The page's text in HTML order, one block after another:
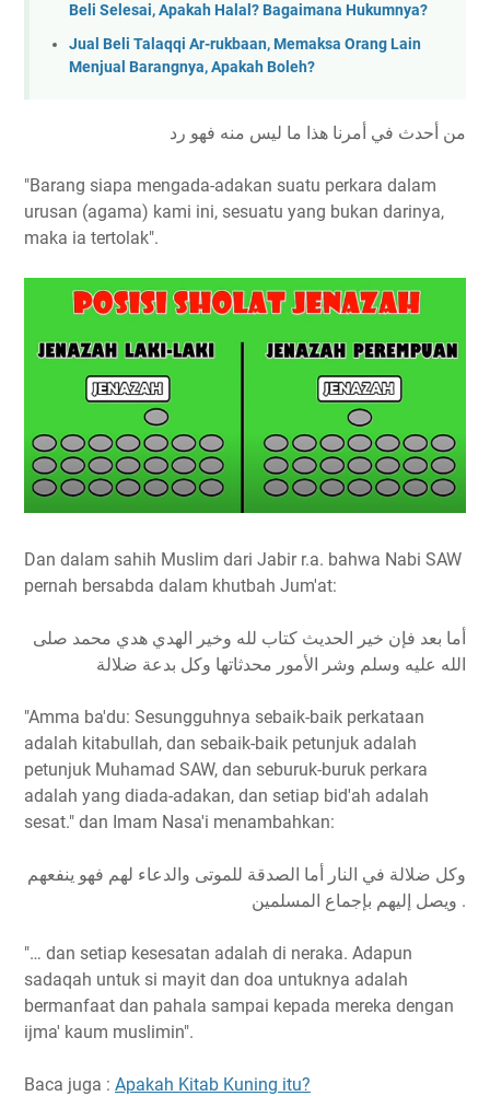
Beli Selesai, Apakah Halal? Bagaimana Hukumnya?
Jual Beli Talaqqi Ar-rukbaan, Memaksa Orang Lain
Menjual Barangnya, Apakah Boleh?
من أحدث في أمرنا هذا ما ليس منه فهو رد
"Barang siapa mengada-adakan suatu perkara dalam
urusan (agama) kami ini, sesuatu yang bukan darinya,
maka ia tertolak".
Dan dalam sahih Muslim dari Jabir r.a. bahwa Nabi SAW
pernah bersabda dalam khutbah Jum'at:
أما بعد فإن خير الحديث كتاب لله وخير الهدي هدي محمد صلى
الله عليه وسلم وشر الأمور محدثاتها وكل بدعة ضلالة
"Amma ba'du: Sesungguhnya sebaik-baik perkataan
adalah kitabullah, dan sebaik-baik petunjuk adalah
petunjuk Muhamad SAW, dan seburuk-buruk perkara
adalah yang diada-adakan, dan setiap bid'ah adalah
sesat." dan Imam Nasa'i menambahkan:
وكل ضلالة في النار أما الصدقة للموتى والدعاء لهم فهو ينفعهم
ويصل إليهم بإجماع المسلمين .
"… dan setiap kesesatan adalah di neraka. Adapun
sadaqah untuk si mayit dan doa untuknya adalah
bermanfaat dan pahala sampai kepada mereka dengan
ijma' kaum muslimin".
Baca juga : Apakah Kitab Kuning itu?